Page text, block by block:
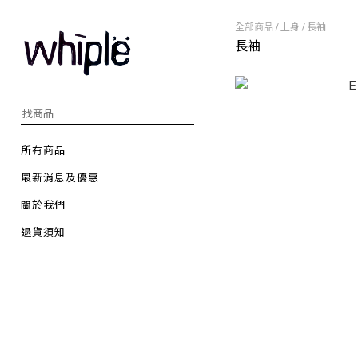
所有商品
最新消息及優惠
關於我們
退貨須知
全部商品 /上身 / 長袖
長袖